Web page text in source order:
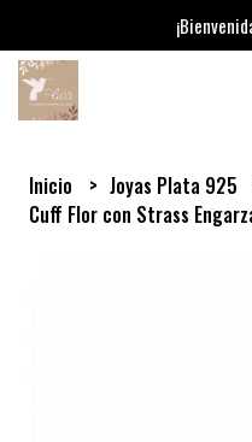
Inicio
Joyas Plata 925
Cuff Flor con Strass